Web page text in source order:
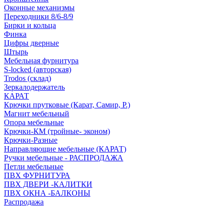
Оконные механизмы
Переходники 8/6-8/9
Бирки и кольца
Финка
Цифры дверные
Штырь
Мебельная фурнитура
S-locked (авторская)
Trodos (склад)
Зеркалодержатель
КАРАТ
Крючки прутковые (Карат, Самир, Р.)
Магнит мебельный
Опора мебельные
Крючки-КМ (тройные- эконом)
Крючки-Разные
Направляющие мебельные (КАРАТ)
Ручки мебельные - РАСПРОДАЖА
Петли мебельные
ПВХ ФУРНИТУРА
ПВХ ДВЕРИ -КАЛИТКИ
ПВХ ОКНА -БАЛКОНЫ
Распродажа